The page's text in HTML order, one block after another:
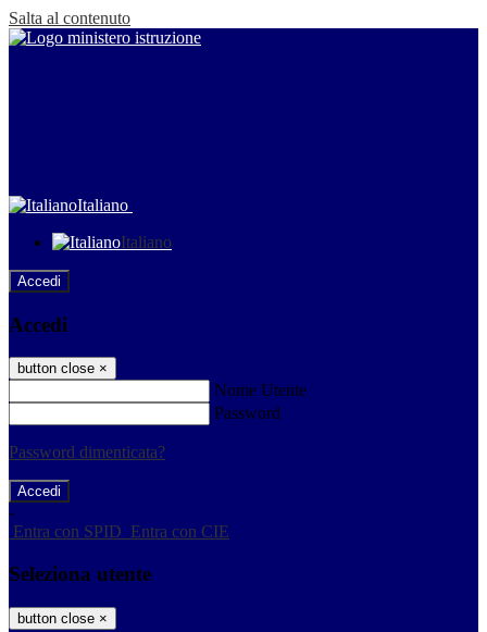
Salta al contenuto
Italiano
Italiano
Accedi
Accedi
button close ×
Nome Utente
Password
Password dimenticata?
-
Entra con SPID Entra con CIE
Seleziona utente
button close ×